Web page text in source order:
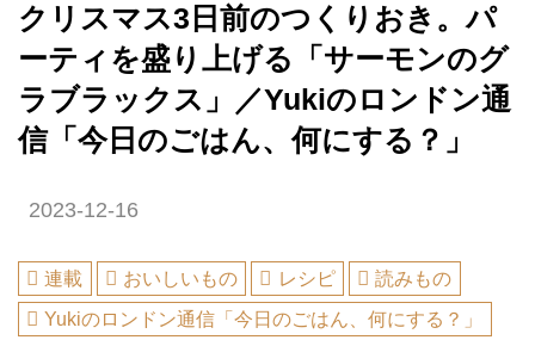
クリスマス3日前のつくりおき。パ
ーティを盛り上げる「サーモンのグ
ラブラックス」／Yukiのロンドン通
信「今日のごはん、何にする？」
2023-12-16
連載 おいしいもの レシピ
読みもの
Yukiのロンドン通信「今日のごはん、何にする？」